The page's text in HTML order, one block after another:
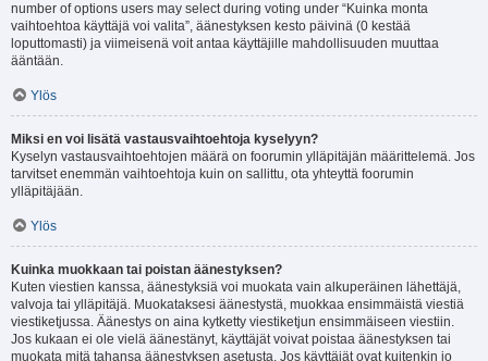
number of options users may select during voting under “Kuinka monta
vaihtoehtoa käyttäjä voi valita”, äänestyksen kesto päivinä (0 kestää
loputtomasti) ja viimeisenä voit antaa käyttäjille mahdollisuuden muuttaa
ääntään.
Ylös
Miksi en voi lisätä vastausvaihtoehtoja kyselyyn?
Kyselyn vastausvaihtoehtojen määrä on foorumin ylläpitäjän määrittelemä. Jos
tarvitset enemmän vaihtoehtoja kuin on sallittu, ota yhteyttä foorumin
ylläpitäjään.
Ylös
Kuinka muokkaan tai poistan äänestyksen?
Kuten viestien kanssa, äänestyksiä voi muokata vain alkuperäinen lähettäjä,
valvoja tai ylläpitäjä. Muokataksesi äänestystä, muokkaa ensimmäistä viestiä
viestiketjussa. Äänestys on aina kytketty viestiketjun ensimmäiseen viestiin.
Jos kukaan ei ole vielä äänestänyt, käyttäjät voivat poistaa äänestyksen tai
muokata mitä tahansa äänestyksen asetusta. Jos käyttäjät ovat kuitenkin jo